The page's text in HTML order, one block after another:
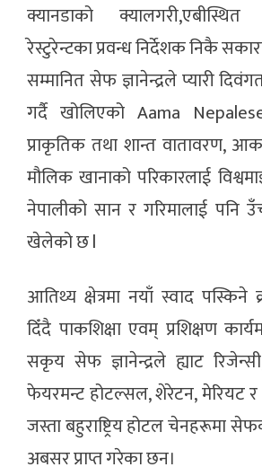
क्यानडाको
रेस्टुरेन्टका प्रवन्ध निर्देशक निकै
सम्मानित सेफ ज्ञानेन्द्रले प्यारी
गर्दै खोलिएको Aama
प्राकृतिक तथा शान्त वातावरण,
मौलिक खानाको परिकारलाई
नेपालीको सान र गरिमालाई पनि
खेलेको छ l
आतिथ्य क्षेत्रमा नयाँ स्वाद पस्किने
दिँदै पाकशिक्षा एवम् प्रशिक्षण
सकृय सेफ ज्ञानेन्द्रले ह्याट
फेयरमन्ट होटल्सल, शेरेटन, मेरियट
जस्ता बहुराष्ट्रिय होटल चेनहरूमा
अबसर प्राप्त गरेका छन।